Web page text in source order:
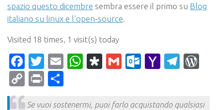
spazio questo dicembre sembra essere il primo su Blog
italiano su linux e l’open-source.
Visited 18 times, 1 visit(s) today
Facebook
Twitter
EmailWhatsApp
Diaspora
Gmail Yahoo
CopyPrint
Se vuoi sostenermi, puoi farlo acquistando qualsiasi